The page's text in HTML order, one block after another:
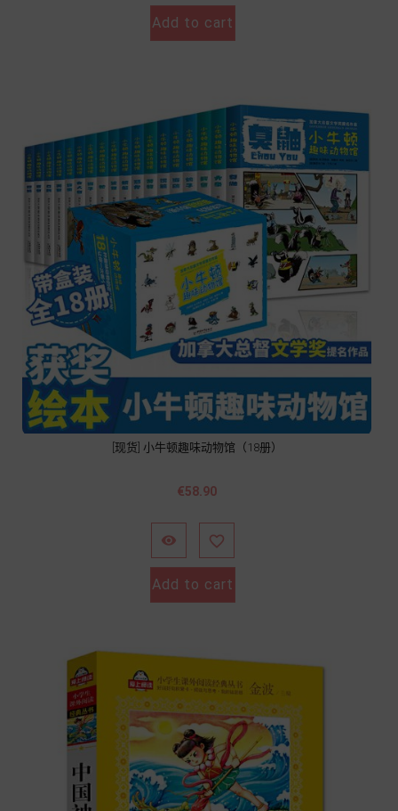
Add to cart
[现货] 小牛顿趣味动物馆（18册）
Price
€58.90
 
Add to cart